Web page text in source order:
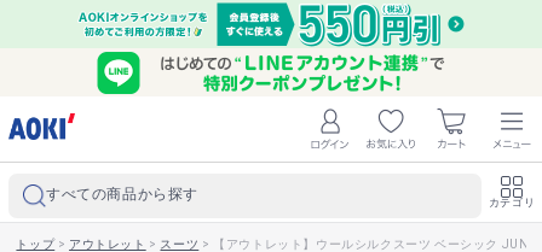
すべての商品から探す カテゴリ
トップ> アウトレット > スーツ > 【アウトレット】ウールシルクスーツ ベーシック